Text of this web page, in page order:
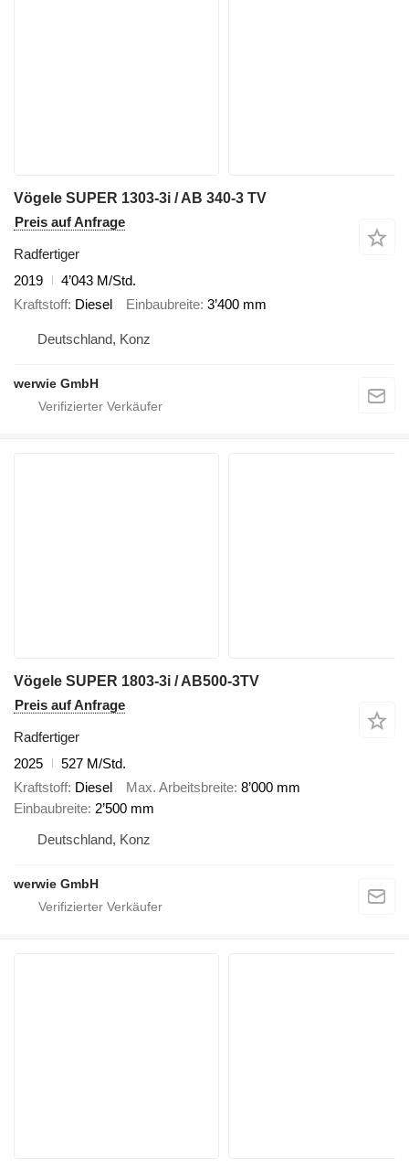
Vögele SUPER 1303-3i / AB 340-3 TV
Preis auf Anfrage
Radfertiger
2019
4’043 M/Std.
Kraftstoff Diesel Einbaubreite 3’400 mm
Deutschland, Konz
werwie GmbH
Vögele SUPER 1803-3i / AB500-3TV
Preis auf Anfrage
Radfertiger
2025
527 M/Std.
Kraftstoff Diesel Max. Arbeitsbreite 8’000 mm
Einbaubreite 2’500 mm
Deutschland, Konz
werwie GmbH